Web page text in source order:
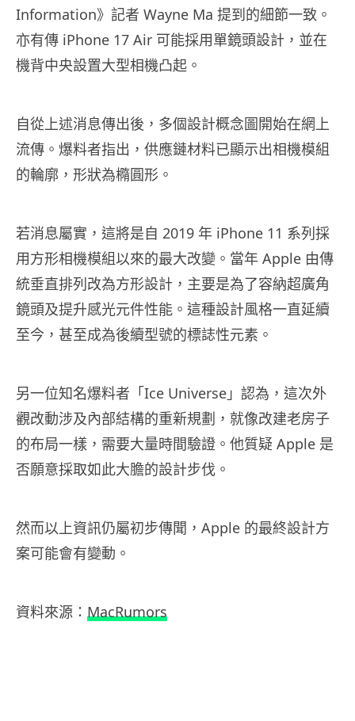
Information》記者 Wayne Ma 提到的細節一致。
亦有傳 iPhone 17 Air 可能採用單鏡頭設計，並在
機背中央設置大型相機凸起。
自從上述消息傳出後，多個設計概念圖開始在網上
流傳。爆料者指出，供應鏈材料已顯示出相機模組
的輪廓，形狀為橢圓形。
若消息屬實，這將是自 2019 年 iPhone 11 系列採
用方形相機模組以來的最大改變。當年 Apple 由傳
統垂直排列改為方形設計，主要是為了容納超廣角
鏡頭及提升感光元件性能。這種設計風格一直延續
至今，甚至成為後續型號的標誌性元素。
另一位知名爆料者「Ice Universe」認為，這次外
觀改動涉及內部結構的重新規劃，就像改建老房子
的布局一樣，需要大量時間驗證。他質疑 Apple 是
否願意採取如此大膽的設計步伐。
然而以上資訊仍屬初步傳聞，Apple 的最終設計方
案可能會有變動。
資料來源： MacRumors